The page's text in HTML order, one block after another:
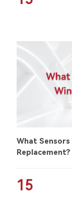
What
Replacement?
15